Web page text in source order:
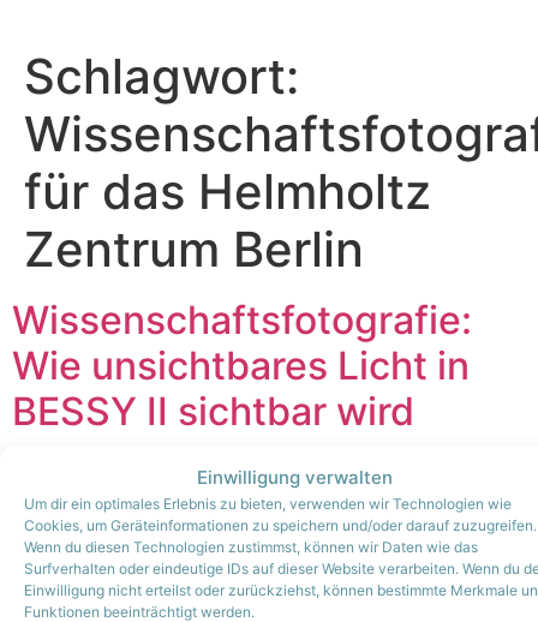
Einwilligung verwalten
Um dir ein optimales Erlebnis zu bieten, verwenden wir Technologien wie
Cookies, um Geräteinformationen zu speichern und/oder darauf zuzugreifen.
Wenn du diesen Technologien zustimmst, können wir Daten wie das
Surfverhalten oder eindeutige IDs auf dieser Website verarbeiten. Wenn du
Einwilligung nicht erteilst oder zurückziehst, können bestimmte Merkmale
Funktionen beeinträchtigt werden.
springen
Schlagwort:
für das Helmholtz
Zentrum Berlin
Wissenschaftsfotografie:
Wie unsichtbares Licht in
BESSY II sichtbar wird